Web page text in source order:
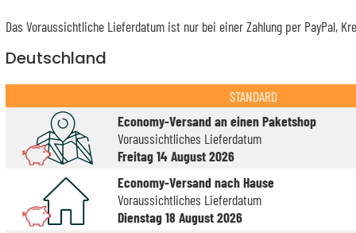
Das Voraussichtliche Lieferdatum ist nur bei einer Zahlung per PayPal,
Deutschland
STANDARD
Economy-Versand an einen Paketshop
Voraussichtliches Lieferdatum
Freitag 14 August 2026
Economy-Versand nach Hause
Voraussichtliches Lieferdatum
Dienstag 18 August 2026